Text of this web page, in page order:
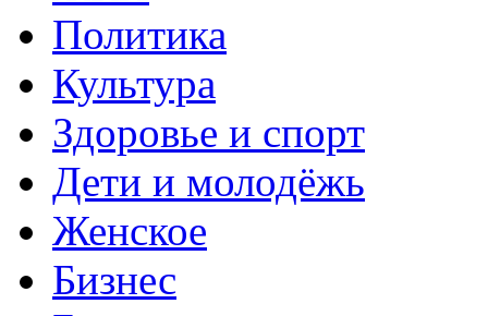
Политика
Культура
Здоровье и спорт
Дети и молодёжь
Женское
Бизнес